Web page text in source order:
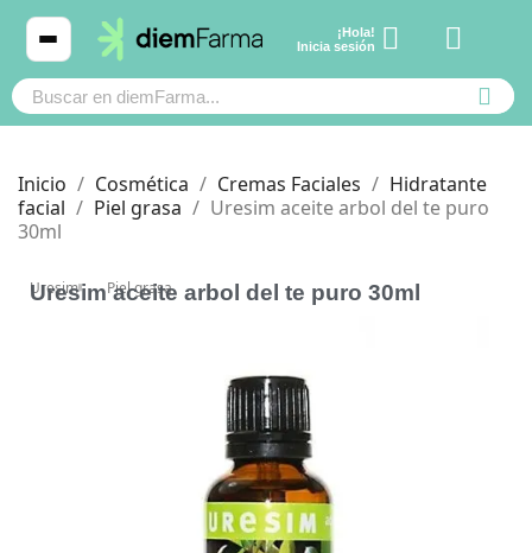
Productos naturales y dietética
¡Hola!
Inicia sesión
Ver carrito
Productos naturales y dietética
Inicio Cosmética Cremas Faciales
Hidratante
facial
Piel grasa
Uresim aceite arbol del te puro
30ml
Uresim Piel grasa
Uresim aceite arbol del te puro 30ml